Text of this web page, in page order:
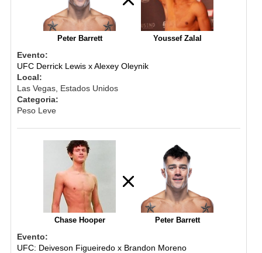
Peter Barrett Youssef Zalal
Evento:
UFC Derrick Lewis x Alexey Oleynik
Local:
Las Vegas, Estados Unidos
Categoria:
Peso Leve
Chase Hooper Peter Barrett
Evento:
UFC: Deiveson Figueiredo x Brandon Moreno